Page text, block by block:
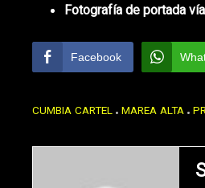
Fotografía de portada
Facebook
CUMBIA CARTEL MAREA ALTA